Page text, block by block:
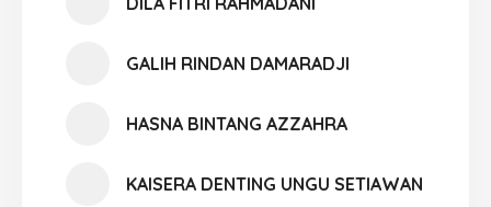
GALIH RINDAN DAMARADJI
HASNA BINTANG AZZAHRA
KAISERA DENTING UNGU SETIAWAN